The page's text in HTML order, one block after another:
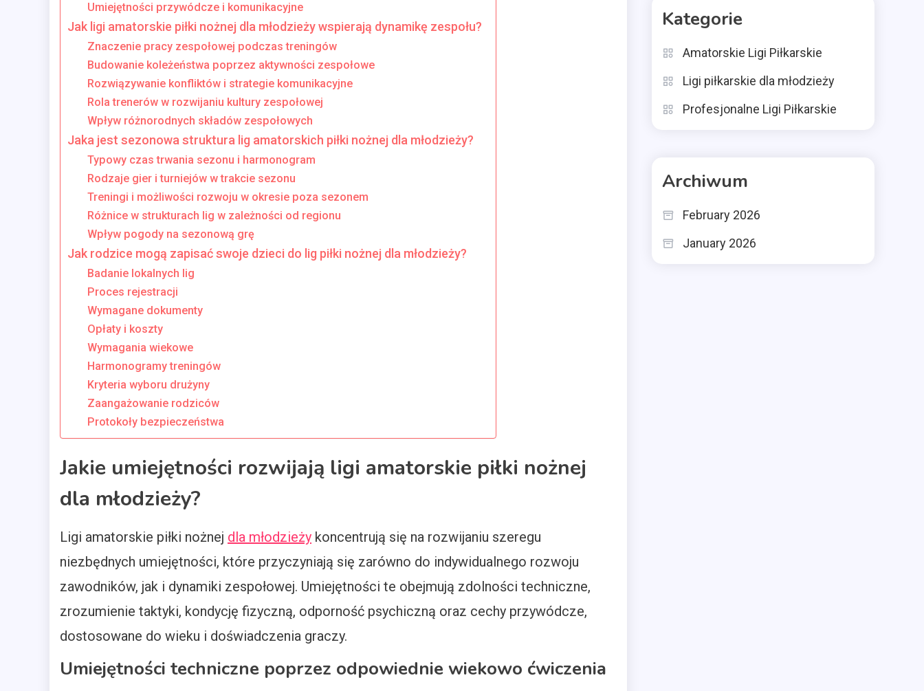
Umiejętności przywódcze i komunikacyjne
Jak ligi amatorskie piłki nożnej dla młodzieży wspierają dynamikę zespołu?
Znaczenie pracy zespołowej podczas treningów
Budowanie koleżeństwa poprzez aktywności zespołowe
Rozwiązywanie konfliktów i strategie komunikacyjne
Rola trenerów w rozwijaniu kultury zespołowej
Wpływ różnorodnych składów zespołowych
Jaka jest sezonowa struktura lig amatorskich piłki nożnej dla młodzieży?
Typowy czas trwania sezonu i harmonogram
Rodzaje gier i turniejów w trakcie sezonu
Treningi i możliwości rozwoju w okresie poza sezonem
Różnice w strukturach lig w zależności od regionu
Wpływ pogody na sezonową grę
Jak rodzice mogą zapisać swoje dzieci do lig piłki nożnej dla młodzieży?
Badanie lokalnych lig
Proces rejestracji
Wymagane dokumenty
Opłaty i koszty
Wymagania wiekowe
Harmonogramy treningów
Kryteria wyboru drużyny
Zaangażowanie rodziców
Protokoły bezpieczeństwa
Jakie umiejętności rozwijają ligi amatorskie piłki nożnej
dla młodzieży?
Ligi amatorskie piłki nożnej dla młodzieży koncentrują się na rozwijaniu szeregu
niezbędnych umiejętności, które przyczyniają się zarówno do indywidualnego rozwoju
zawodników, jak i dynamiki zespołowej. Umiejętności te obejmują zdolności techniczne,
zrozumienie taktyki, kondycję fizyczną, odporność psychiczną oraz cechy przywódcze,
dostosowane do wieku i doświadczenia graczy.
Umiejętności techniczne poprzez odpowiednie wiekowo ćwiczenia
Kategorie
Amatorskie Ligi Piłkarskie
Ligi piłkarskie dla młodzieży
Profesjonalne Ligi Piłkarskie
Archiwum
February 2026
January 2026